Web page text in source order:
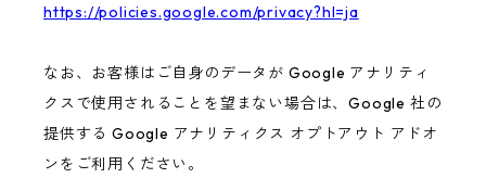
https://policies.google.com/privacy?hl=ja
なお、お客様はご自身のデータが Google アナリティ
クスで使用されることを望まない場合は、Google 社の
提供する Google アナリティクス オプトアウト アドオ
ンをご利用ください。